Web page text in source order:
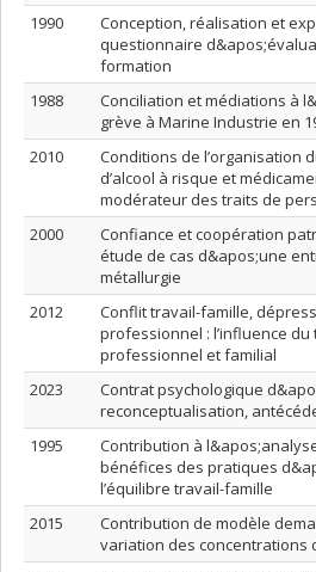
1990
Conception, réalisation et
questionnaire
formation
1988
Conciliation et médiations à
grève à Marine Industrie en
2010
Conditions de l’organisation
d’alcool à risque et
modérateur des traits de
2000
Confiance et coopération
étude de cas d&apos;une
métallurgie
2012
Conflit travail-famille,
professionnel : l’influence
professionnel et familial
2023
Contrat psychologique
reconceptualisation,
1995
Contribution à
bénéfices des pratiques
l’équilibre travail-famille
2015
Contribution de modèle
variation des concentrations